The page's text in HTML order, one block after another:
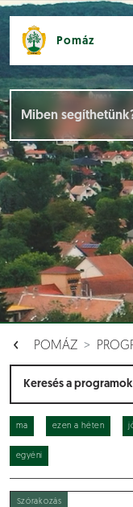
Pomáz
POMÁZ
ma ezen a héten
egyéni
Szórakozás
Események []
Dokumentumok [ ]
Aloldalak []